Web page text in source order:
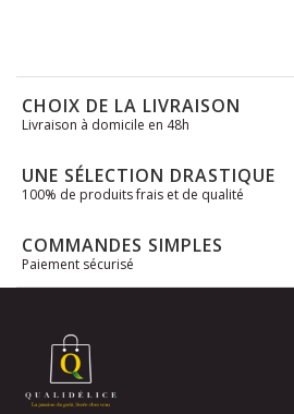
CHOIX DE LA LIVRAISON
Livraison à domicile en 48h
UNE SÉLECTION DRASTIQUE
100% de produits frais et de qualité
COMMANDES SIMPLES
Paiement sécurisé